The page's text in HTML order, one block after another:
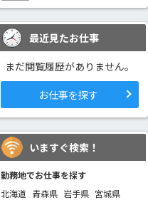
最近見たお仕事
まだ閲覧履歴がありません。
お仕事を探す
いますぐ検索！
勤務地でお仕事を探す
北海道 青森県 岩手県 宮城県